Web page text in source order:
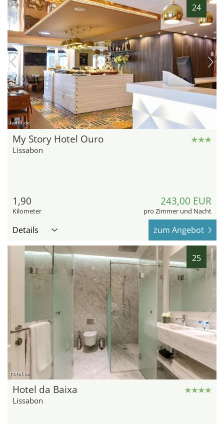
24
hotel.de
My Story Hotel Ouro
Lissabon
1,90
Kilometer
243,00 EUR
pro Zimmer und Nacht
Details zum Angebot
25
hotel.de
Hotel da Baixa
Lissabon